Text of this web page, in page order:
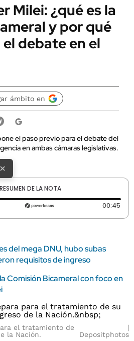
Milei: ¿qué es la
y por qué
debate en el
ámbito en
el paso previo para el debate del
en ambas cámaras legislativas.
×
DE LA NOTA
transcurrido: 0 segundos 00:45
del mega DNU, hubo subas
requisitos de ingreso
Comisión Bicameral con foco en
el tratamiento de
la Nación.
Depositphotos